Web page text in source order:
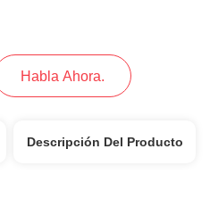
Habla Ahora.
Descripción Del Producto